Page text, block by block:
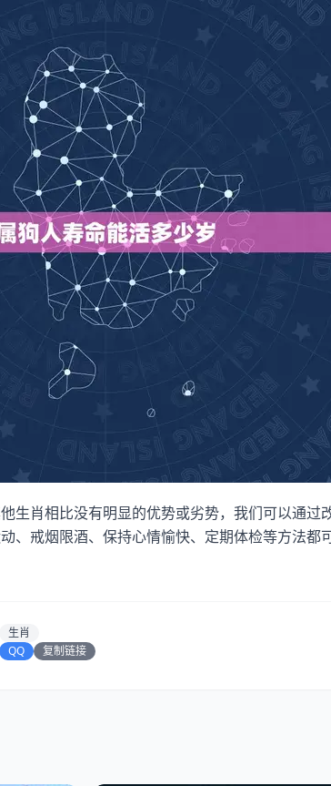
生肖相比没有明显的优势或劣势，我们可以通
、戒烟限酒、保持心情愉快、定期体检等方法都
生肖
QQ 复制链接